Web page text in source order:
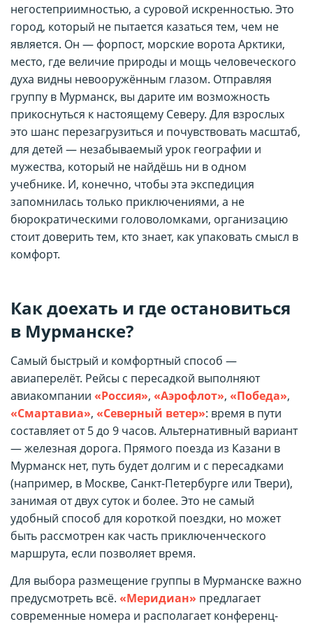
негостеприимностью, а суровой искренностью. Это
город, который не пытается казаться тем, чем не
является. Он — форпост, морские ворота Арктики,
место, где величие природы и мощь человеческого
духа видны невооружённым глазом. Отправляя
группу в Мурманск, вы дарите им возможность
прикоснуться к настоящему Северу. Для взрослых
это шанс перезагрузиться и почувствовать масштаб,
для детей — незабываемый урок географии и
мужества, который не найдёшь ни в одном
учебнике. И, конечно, чтобы эта экспедиция
запомнилась только приключениями, а не
бюрократическими головоломками, организацию
стоит доверить тем, кто знает, как упаковать смысл в
комфорт.
Как доехать и где остановиться
в Мурманске?
Самый быстрый и комфортный способ —
авиаперелёт. Рейсы с пересадкой выполняют
авиакомпании «Россия», «Аэрофлот», «Победа»,
«Смартавиа», «Северный ветер»: время в пути
составляет от 5 до 9 часов. Альтернативный вариант
— железная дорога. Прямого поезда из Казани в
Мурманск нет, путь будет долгим и с пересадками
(например, в Москве, Санкт-Петербурге или Твери),
занимая от двух суток и более. Это не самый
удобный способ для короткой поездки, но может
быть рассмотрен как часть приключенческого
маршрута, если позволяет время.
Для выбора размещение группы в Мурманске важно
предусмотреть всё. «Меридиан» предлагает
современные номера и располагает конференц-